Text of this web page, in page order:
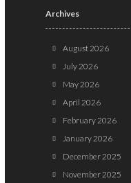
Archives
August 2026
July 2026
May 2026
April 2026
February 2026
January 2026
December 2025
November 2025